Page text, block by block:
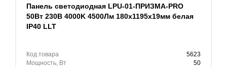
Панель светодиодная LPU-01-ПРИЗМА-PRO
50Вт 230В 4000K 4500Лм 180х1195х19мм белая
IP40 LLT
Код товара
5623
Мощность, Вт
50